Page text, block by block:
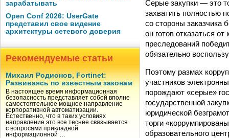
зарабатывать
Open Conf 2026: UserGate
представил свое видение
архитектуры сетевого доверия
Рекомендуемые статьи
Михаил Родионов, Fortinet:
Развиваясь по известным законам
В настоящее время информационная
безопасность представляет собой вполне
самостоятельное мощное направление
корпоративной автоматизации.
Естественно, что в таких условиях
направление это все теснее связывается
с вопросами прикладной
информационной …
Серые закупки — это
захватить полностью
со стороны заказчика
он готов отказаться
преследований
обязательно
Поэтому размах
участников
порождают «серые»
государственной
юридической
торги
образовательного